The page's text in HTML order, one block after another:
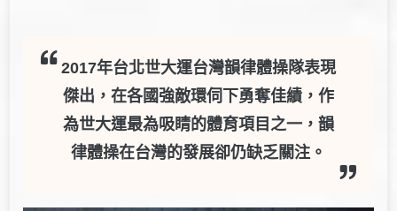
2017年台北世大運台灣韻律體操隊表現
傑出，在各國強敵環伺下勇奪佳績，作
為世大運最為吸睛的體育項目之一，韻
律體操在台灣的發展卻仍缺乏關注。